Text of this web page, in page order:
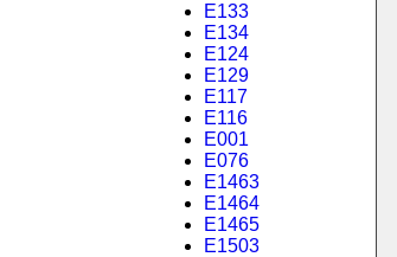
E133
E134
E124
E129
E117
E116
E001
E076
E1463
E1464
E1465
E1503